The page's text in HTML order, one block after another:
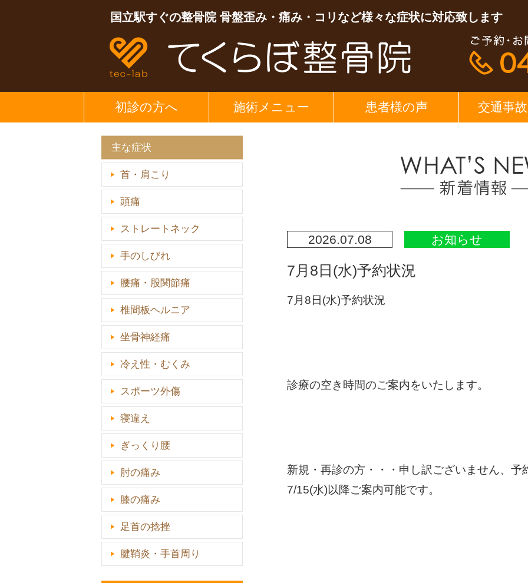
国立駅すぐの整骨院 骨盤歪み・痛み・コリなど様々な症状に対応致します
初診の方へ 施術メニュー 患者様の声 交通事
2026.07.08 お知らせ
7月8日(水)予約状況
7月8日(水)予約状況
診療の空き時間のご案内をいたします。
新規・再診の方・・・申し訳ございません、予
7/15(水)以降ご案内可能です。
主な症状
首・肩こり
頭痛
ストレートネック
手のしびれ
腰痛・股関節痛
椎間板ヘルニア
坐骨神経痛
冷え性・むくみ
スポーツ外傷
寝違え
ぎっくり腰
肘の痛み
膝の痛み
足首の捻挫
腱鞘炎・手首周り